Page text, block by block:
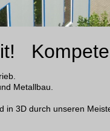
Metallbau.
3D durch unseren